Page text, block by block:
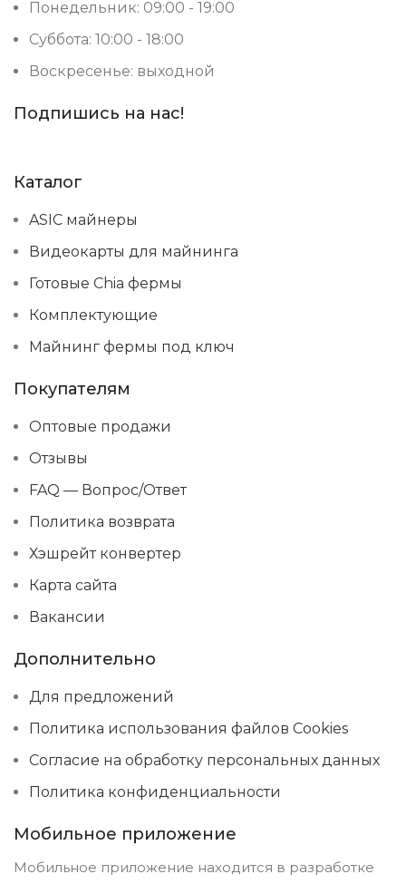
Понедельник: 09:00 - 19:00
Суббота: 10:00 - 18:00
Воскресенье: выходной
Подпишись на нас!
Каталог
ASIC майнеры
Видеокарты для майнинга
Готовые Chia фермы
Комплектующие
Майнинг фермы под ключ
Покупателям
Оптовые продажи
Отзывы
FAQ — Вопрос/Ответ
Политика возврата
Хэшрейт конвертер
Карта сайта
Вакансии
Дополнительно
Для предложений
Политика использования файлов Cookies
Согласие на обработку персональных данных
Политика конфиденциальности
Мобильное приложение
Мобильное приложение находится в разработке